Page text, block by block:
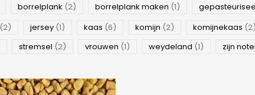
borrelplank (2) borrelplank maken (1)
(2) jersey (1) kaas (6) komijn (2) komijnekaas (2)
stremsel (2) vrouwen (1) weydeland (1) zijn